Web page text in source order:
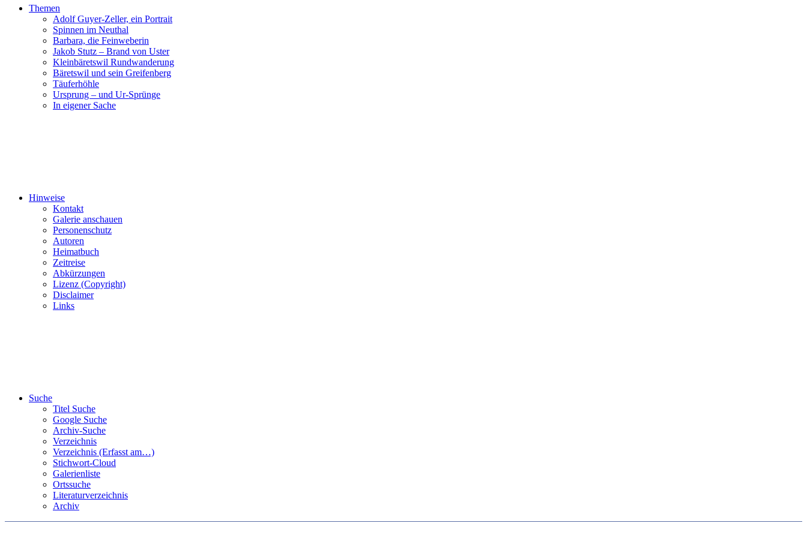
Themen
Adolf Guyer-Zeller, ein Portrait
Spinnen im Neuthal
Barbara, die Feinweberin
Jakob Stutz – Brand von Uster
Kleinbäretswil Rundwanderung
Bäretswil und sein Greifenberg
Täuferhöhle
Ursprung – und Ur-Sprünge
In eigener Sache
Hinweise
Kontakt
Galerie anschauen
Personenschutz
Autoren
Heimatbuch
Zeitreise
Abkürzungen
Lizenz (Copyright)
Disclaimer
Links
Suche
Titel Suche
Google Suche
Archiv-Suche
Verzeichnis
Verzeichnis (Erfasst am…)
Stichwort-Cloud
Galerienliste
Ortssuche
Literaturverzeichnis
Archiv